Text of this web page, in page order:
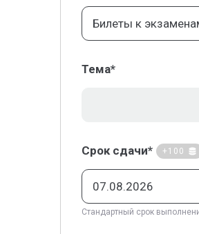
Билеты к
Тема*
Срок сдачи* +100
Стандартный срок